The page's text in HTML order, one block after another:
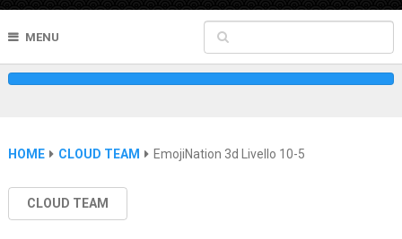
MENU
HOME CLOUD TEAM EmojiNation 3d Livello 10-5
CLOUD TEAM